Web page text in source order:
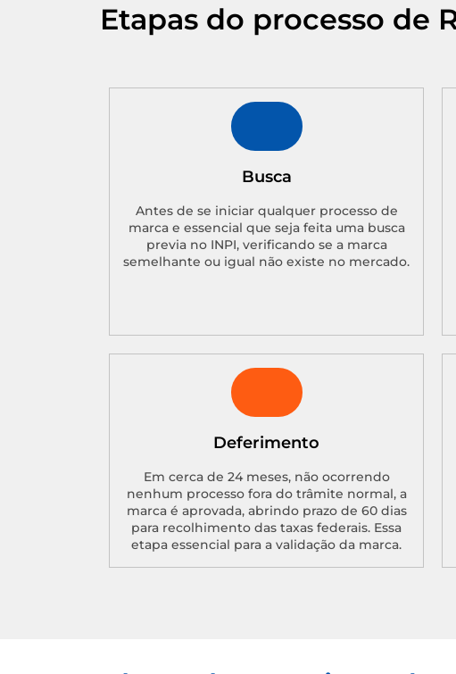
Etapas do processo de
Busca
Antes de se iniciar qualquer processo de
marca e essencial que seja feita uma busca
previa no INPI, verificando se a marca
semelhante ou igual não existe no mercado.
Deferimento
Em cerca de 24 meses, não ocorrendo
nenhum processo fora do trâmite normal, a
marca é aprovada, abrindo prazo de 60 dias
para recolhimento das taxas federais. Essa
etapa essencial para a validação da marca.